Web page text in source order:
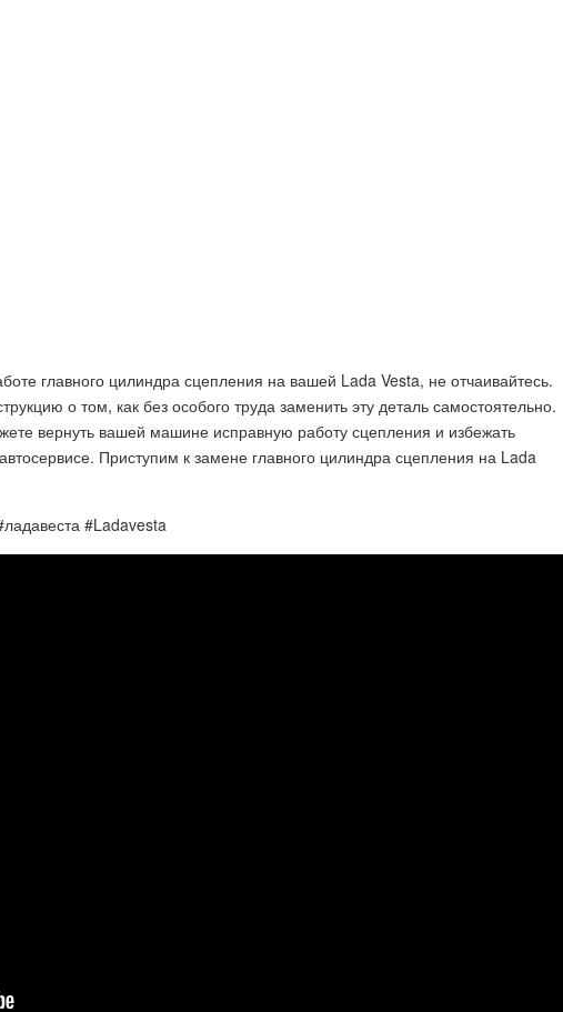
главного цилиндра сцепления на вашей Lada Vesta, не отчаивайтесь.
о том, как без особого труда заменить эту деталь самостоятельно.
вернуть вашей машине исправную работу сцепления и избежать
Приступим к замене главного цилиндра сцепления на Lada
#Ladavesta